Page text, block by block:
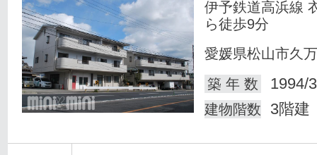
伊予鉄道高浜線
ら徒歩9分
愛媛県松山市久
築 年 数
1994/
建物階数 3階建